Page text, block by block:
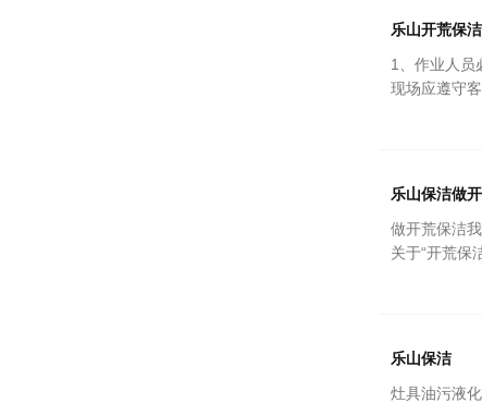
乐山开荒保洁
1、作业人员
现场应遵守
乐山保洁做
做开荒保洁
关于“开荒保
乐山保洁
灶具油污液